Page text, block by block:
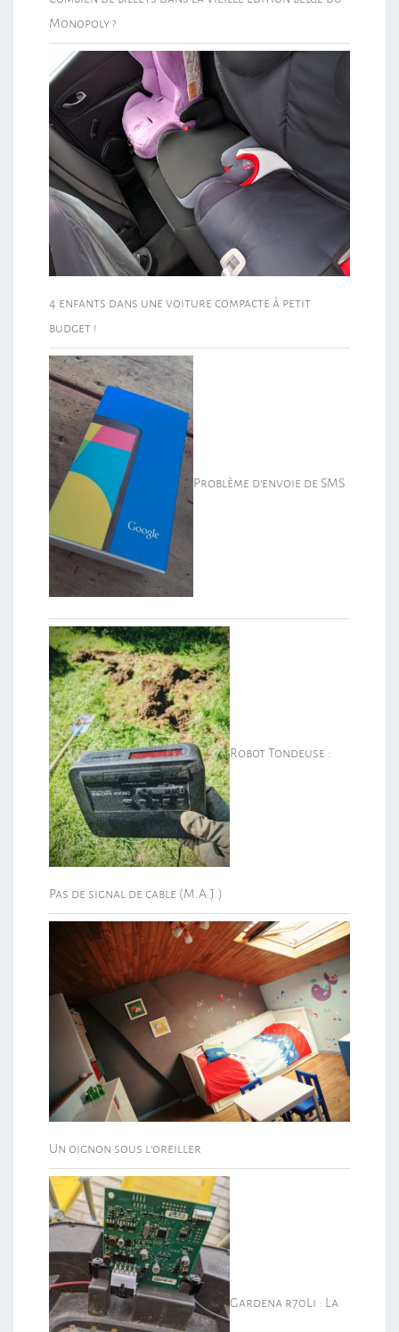
Monopoly ?
4 enfants dans une voiture compacte à petit
budget !
Problème d’envoie de SMS
Robot Tondeuse :
Pas de signal de cable (M.A.J.)
Un oignon sous l’oreiller
Gardena r70Li : La